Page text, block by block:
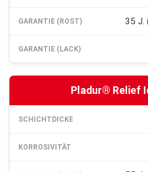
35 J.
Pladur® Relief